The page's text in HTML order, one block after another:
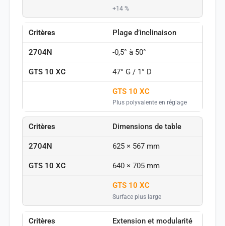
+14 %
Plage d’inclinaison
-0,5° à 50°
47° G / 1° D
GTS 10 XC
Plus polyvalente en réglage
Dimensions de table
625 × 567 mm
640 × 705 mm
GTS 10 XC
Surface plus large
Extension et modularité